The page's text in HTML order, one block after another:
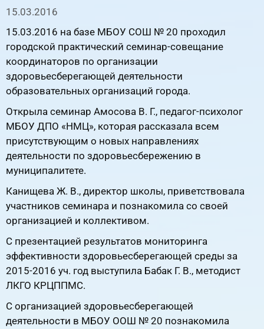
15.03.2016
15.03.2016 на базе МБОУ СОШ № 20 проходил
городской практический семинар-совещание
координаторов по организации
здоровьесберегающей деятельности
образовательных организаций города.
Открыла семинар Амосова В. Г., педагог-психолог
МБОУ ДПО «НМЦ», которая рассказала всем
присутствующим о новых направлениях
деятельности по здоровьесбережению в
муниципалитете.
Канищева Ж. В., директор школы, приветствовала
участников семинара и познакомила со своей
организацией и коллективом.
С презентацией результатов мониторинга
эффективности здоровьесберегающей среды за
2015-2016 уч. год выступила Бабак Г. В., методист
ЛКГО КРЦППМС.
С организацией здоровьесберегающей
деятельности в МБОУ ООШ № 20 познакомила